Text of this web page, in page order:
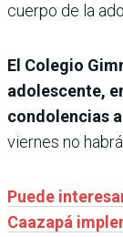
cuerpo de la
El Colegio
adolescente,
condolencias
viernes no
Puede
Caazapá